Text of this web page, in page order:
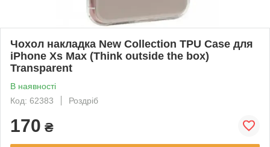
Чохол накладка New Collection TPU Case для
iPhone Xs Max (Think outside the box)
Transparent
В наявності
Код: 62383
Роздріб
170 ₴